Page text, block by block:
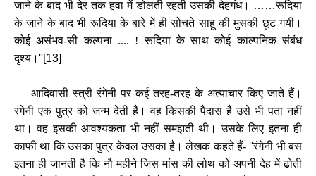
जाने के बाद भी देर तक हवा में डोलती रहती उसकी देहगंध।
……रूदिया
के जाने के बाद भी रूदिया के बारे में ही सोचते साहू की मुसकी छूट गयी।
कोई असंभव-सी कल्‍पना .... ! रूदिया के साथ कोई काल्‍पनिक संबंध
दृश्‍य। ''[13]
आदिवासी स्‍त्री रंगेनी पर कई तरह-तरह के अत्‍याचार किए जाते हैं।
रंगेनी एक पुत्र को जन्म देती है। वह किसकी पैदास है उसे भी पता नहीं
था। वह इसकी आवश्‍यकता भी नहीं समझती थी। उसके लिए इतना ही
काफी था कि उसका पुत्र केवल उसका है। लेखक कहते हैं-''रंगेनी भी बस
इतना ही जानती है कि नौ महीने जिस मांस की लोथ को अपनी देह में ढोती